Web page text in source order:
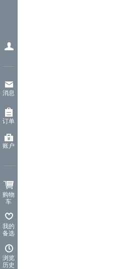
消息
订单
账户
购物
车
我的
备选
浏览
历史